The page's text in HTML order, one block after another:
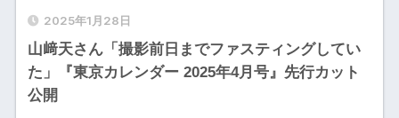
2025年1月28日
山﨑天さん「撮影前日までファスティングしてい
た」『東京カレンダー 2025年4月号』先行カット
公開